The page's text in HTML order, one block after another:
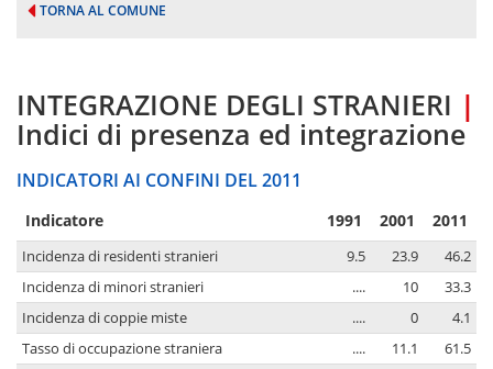
TORNA AL COMUNE
INTEGRAZIONE DEGLI STRANIERI |
Indici di presenza ed integrazione
INDICATORI AI CONFINI DEL 2011
Indicatore 1991 2001 2011
Incidenza di residenti stranieri 9.5 23.9
46.2
Incidenza di minori stranieri
.... 10
33.3
Incidenza di coppie miste
.... 0
4.1
Tasso di occupazione straniera
.... 11.1
61.5